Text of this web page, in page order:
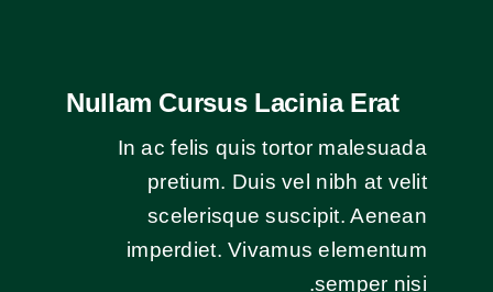
Nullam Cursus Lacinia Erat
In ac felis quis tortor malesuada
pretium. Duis vel nibh at velit
scelerisque suscipit. Aenean
imperdiet. Vivamus elementum
semper nisi.